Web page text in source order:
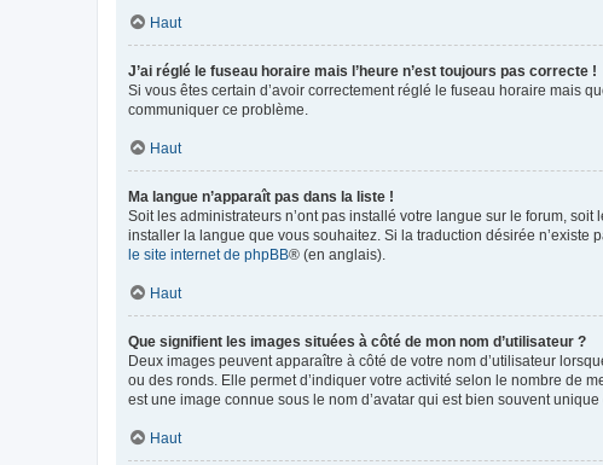
Haut
J’ai réglé le fuseau horaire mais l’heure n’est toujours pas correcte !
Si vous êtes certain d’avoir correctement réglé le fuseau horaire mais
communiquer ce problème.
Haut
Ma langue n’apparaît pas dans la liste !
Soit les administrateurs n’ont pas installé votre langue sur le forum,
installer la langue que vous souhaitez. Si la traduction désirée
le site internet de phpBB® (en anglais).
Haut
Que signifient les images situées à côté de mon nom d’utilisateur ?
Deux images peuvent apparaître à côté de votre nom d’utilisateur
ou des ronds. Elle permet d’indiquer votre activité selon le nombre de
est une image connue sous le nom d’avatar qui est bien souvent
Haut